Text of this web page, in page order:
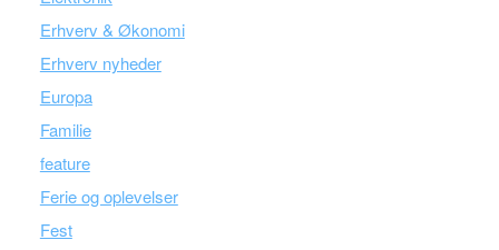
Erhverv & Økonomi
Erhverv nyheder
Europa
Familie
feature
Ferie og oplevelser
Fest